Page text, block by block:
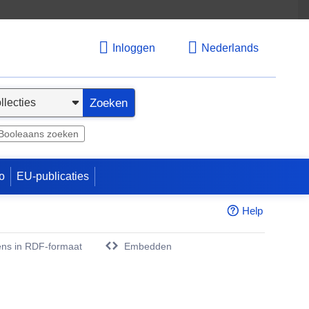
Inloggen Nederlands
Zoeken
zoeken
EU-publicaties
Help
in RDF-formaat
Embedden